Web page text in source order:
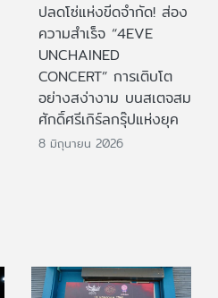
ปลดโซ่แห่งขีดจำกัด! ส่อง
ความสำเร็จ “4EVE
UNCHAINED
CONCERT” การเติบโต
อย่างสง่างาม บนสเตจสม
ศักดิ์ศรีเกิร์ลกรุ๊ปแห่งยุค
8 มิถุนายน 2026